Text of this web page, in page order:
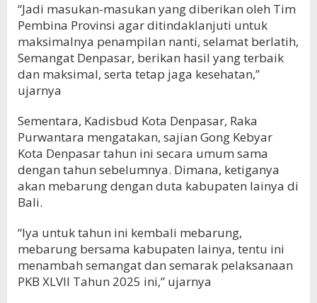
“Jadi masukan-masukan yang diberikan oleh Tim
Pembina Provinsi agar ditindaklanjuti untuk
maksimalnya penampilan nanti, selamat berlatih,
Semangat Denpasar, berikan hasil yang terbaik
dan maksimal, serta tetap jaga kesehatan,”
ujarnya
Sementara, Kadisbud Kota Denpasar, Raka
Purwantara mengatakan, sajian Gong Kebyar
Kota Denpasar tahun ini secara umum sama
dengan tahun sebelumnya. Dimana, ketiganya
akan mebarung dengan duta kabupaten lainya di
Bali.
“Iya untuk tahun ini kembali mebarung,
mebarung bersama kabupaten lainya, tentu ini
menambah semangat dan semarak pelaksanaan
PKB XLVII Tahun 2025 ini,” ujarnya